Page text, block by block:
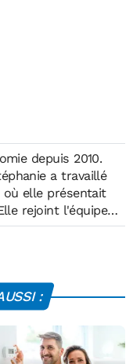
depuis 2010.
a travaillé
elle présentait
rejoint l'équipe
sur des sujets
: